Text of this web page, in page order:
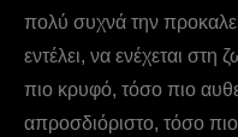
πολύ συχνά την
εντέλει, να ενέχεται
πιο κρυφό, τόσο πιο
απροσδιόριστο, τόσο